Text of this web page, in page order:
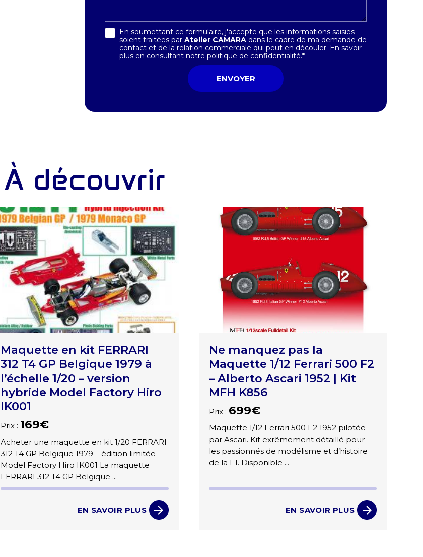
En soumettant ce formulaire, j'accepte que les informations saisies
soient traitées par Atelier CAMARA dans le cadre de ma demande de
contact et de la relation commerciale qui peut en découler. En savoir
plus en consultant notre politique de confidentialité.*
À découvrir
Maquette en kit FERRARI
312 T4 GP Belgique 1979 à
l’échelle 1/20 – version
hybride Model Factory Hiro
IK001
Prix : 169€
Acheter une maquette en kit 1/20 FERRARI
312 T4 GP Belgique 1979 – édition limitée
Model Factory Hiro IK001 La maquette
FERRARI 312 T4 GP Belgique ...
EN SAVOIR PLUS
Ne manquez pas la
Maquette 1/12 Ferrari 500 F2
– Alberto Ascari 1952 | Kit
MFH K856
Prix : 699€
Maquette 1/12 Ferrari 500 F2 1952 pilotée
par Ascari. Kit exrêmement détaillé pour
les passionnés de modélisme et d’histoire
de la F1. Disponible ...
EN SAVOIR PLUS